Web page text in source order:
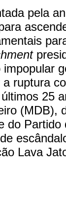
pela
ruptura
25
(MDB),
do
Lava